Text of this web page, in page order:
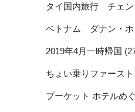
タイ国内旅行 チェン
ベトナム ダナン・ホ
2019年4月一時帰国
ちょい乗りファース
プーケット ホテルめ